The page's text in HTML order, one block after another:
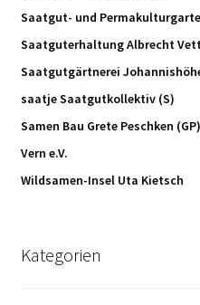
Saatgut- und
Saatguterhaltung Albrecht
Saatgutgärtnerei
saatje Saatgutkollektiv (S)
Samen Bau Grete Peschken (GP)
Vern e.V.
Wildsamen-Insel Uta Kietsch
Kategorien